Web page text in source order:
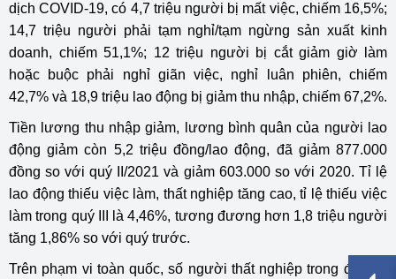
dịch COVID-19, có 4,7 triệu người bị mất việc, chiếm 16,5%;
14,7 triệu người phải tạm nghỉ/tạm ngừng sản xuất kinh
doanh, chiếm 51,1%; 12 triệu người bị cắt giảm giờ làm
hoặc buộc phải nghỉ giãn việc, nghỉ luân phiên, chiếm
42,7% và 18,9 triệu lao động bị giảm thu nhập, chiếm 67,2%.
Tiền lương thu nhập giảm, lương bình quân của người lao
động giảm còn 5,2 triệu đồng/lao động, đã giảm 877.000
đồng so với quý II/2021 và giảm 603.000 so với 2020. Tỉ lệ
lao động thiếu việc làm, thất nghiệp tăng cao, tỉ lệ thiếu việc
làm trong quý III là 4,46%, tương đương hơn 1,8 triệu người
tăng 1,86% so với quý trước.
Trên phạm vi toàn quốc, số người thất nghiệp trong độ tuổi